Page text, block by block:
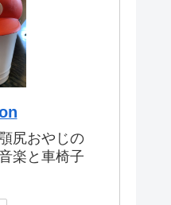
尻おやじの
楽と車椅子